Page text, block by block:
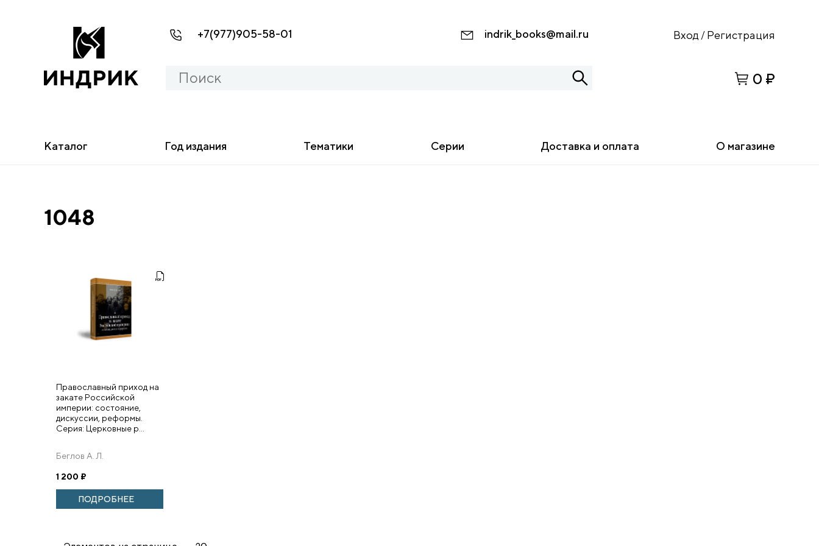
+7(977)905-58-01 indrik_books@mail.ru Вход / Регистрация
0 ₽
Каталог Год издания Тематики Серии Доставка и оплата О магазине
1048
Православный приход на
закате Российской
империи: состояние,
дискуссии, реформы.
Серия: Церковные р...
Беглов А. Л.
1 200 ₽
ПОДРОБНЕЕ